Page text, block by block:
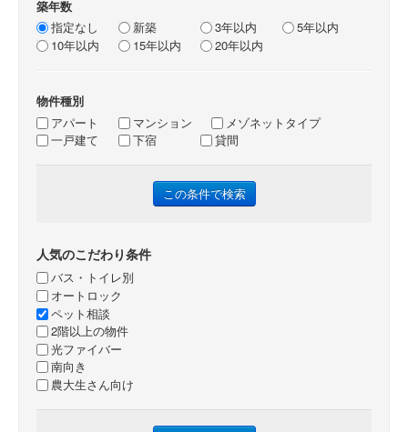
築年数
指定なし
新築 3年以内
5年以内
10年以内
15年以内 20年以内
物件種別
アパート
マンション
メゾネットタイプ
一戸建て
下宿 貸間
人気のこだわり条件
バス・トイレ別
オートロック
ペット相談
2階以上の物件
光ファイバー
南向き
農大生さん向け